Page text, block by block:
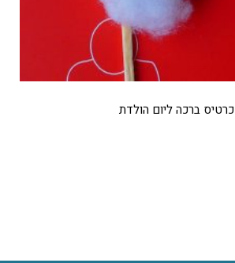
כרטיס ברכה ליום הולדת